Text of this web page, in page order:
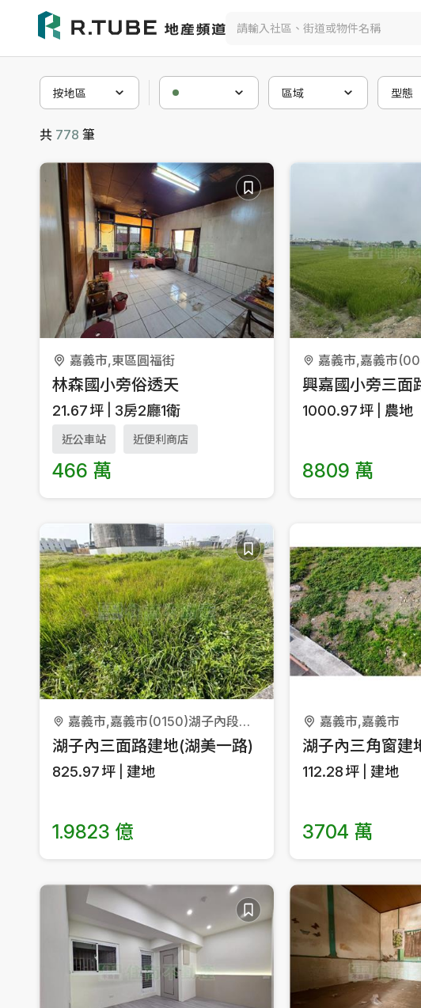
按地區 區域 型態
共 778 筆
嘉義市,東區圓福街
林森國小旁俗透天
21.67坪 3房2廳1衛
近公車站 近便利商店
466 萬
興嘉國小旁三面
1000.97坪 農地
8809 萬
嘉義市,嘉義市(0150)湖子內段湖美小段
湖子內三面路建地(湖美一路)
825.97坪 建地
1.9823 億
嘉義市,嘉義市
湖子內三角窗建
112.28坪 建地
3704 萬